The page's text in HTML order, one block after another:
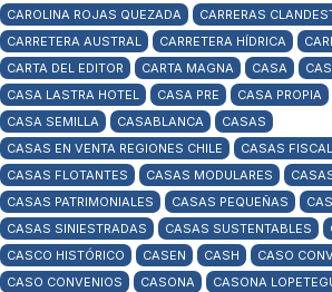
CAROLINA ROJAS QUEZADA
CARRERAS
CARRETERA AUSTRAL
CARRETERA HÍDRICA
CARTA DEL EDITOR
CARTA MAGNA CASA
CASA LASTRA HOTEL
CASA PRE CASA PROPIA
CASA SEMILLA
CASABLANCA
CASAS
CASAS EN VENTA REGIONES CHILE
CASAS
CASAS FLOTANTES
CASAS MODULARES
CASAS PATRIMONIALES
CASAS PEQUEÑAS
CASAS SINIESTRADAS
CASAS SUSTENTABLES
CASCO HISTÓRICO
CASEN CASH
CASO
CASO CONVENIOS
CASONA
CASONA